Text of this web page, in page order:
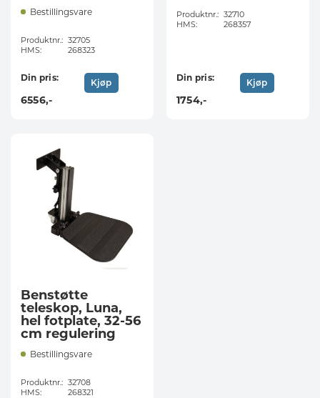
Bestillingsvare
Produktnr.: 32705
HMS:
268323
Din pris:
6556,-
Kjøp
Produktnr.: 32710
HMS:
268357
Din pris:
1754,-
Kjøp
Benstøtte
teleskop, Luna,
hel fotplate, 32-56
cm regulering
Bestillingsvare
Produktnr.: 32708
HMS:
268321